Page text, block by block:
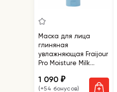
Маска для лица
глиняная
увлажняющая Fraijour
Pro Moisture Milk
1 090₽
(+54 бонусов)